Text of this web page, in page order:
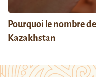
Pourquoi le nombre
Kazakhstan